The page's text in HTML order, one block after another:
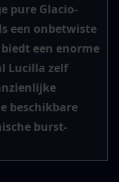
pure Glacio-
een onbetwiste
een enorme
Lucilla zelf
beschikbare
burst-